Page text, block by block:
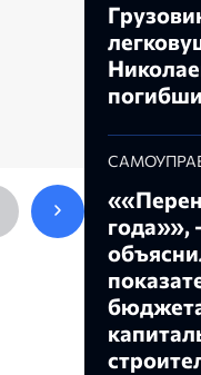
Это промежуточный, но
важный результат — в
Николаеве
дорогу к Матвеевскому
года»»,